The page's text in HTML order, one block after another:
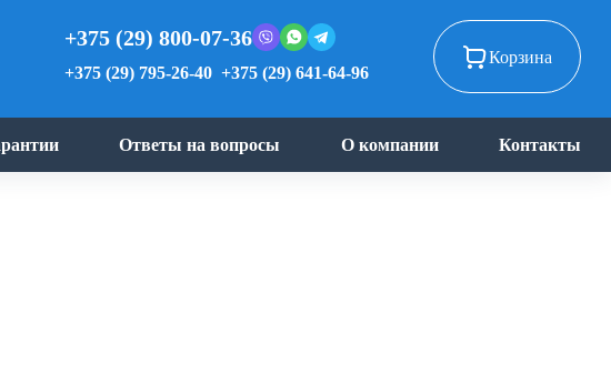
+375 (29) 800-07-36
+375 (29) 795-26-40 +375 (29) 641-64-96
Корзина
Ответы на вопросы О компании Контакты